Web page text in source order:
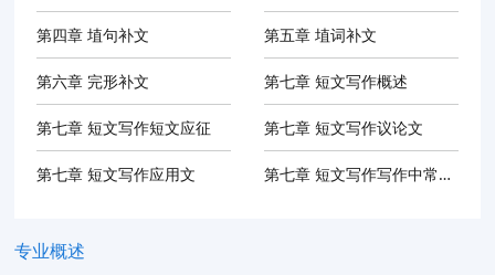
第四章 埴句补文 第五章 埴词补文
第六章 完形补文 第七章 短文写作概述
第七章 短文写作短文应征 第七章 短文写作议论文
第七章 短文写作应用文 第七章 短文写作写作中常用的关联词
专业概述